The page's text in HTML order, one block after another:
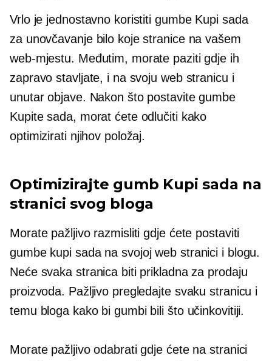
Vrlo je jednostavno koristiti gumbe Kupi sada
za unovčavanje bilo koje stranice na vašem
web-mjestu. Međutim, morate paziti gdje ih
zapravo stavljate, i na svoju web stranicu i
unutar objave. Nakon što postavite gumbe
Kupite sada, morat ćete odlučiti kako
optimizirati njihov položaj.
Optimizirajte gumb Kupi sada na
stranici svog bloga
Morate pažljivo razmisliti gdje ćete postaviti
gumbe kupi sada na svojoj web stranici i blogu.
Neće svaka stranica biti prikladna za prodaju
proizvoda. Pažljivo pregledajte svaku stranicu i
temu bloga kako bi gumbi bili što učinkovitiji.
Morate pažljivo odabrati gdje ćete na stranici